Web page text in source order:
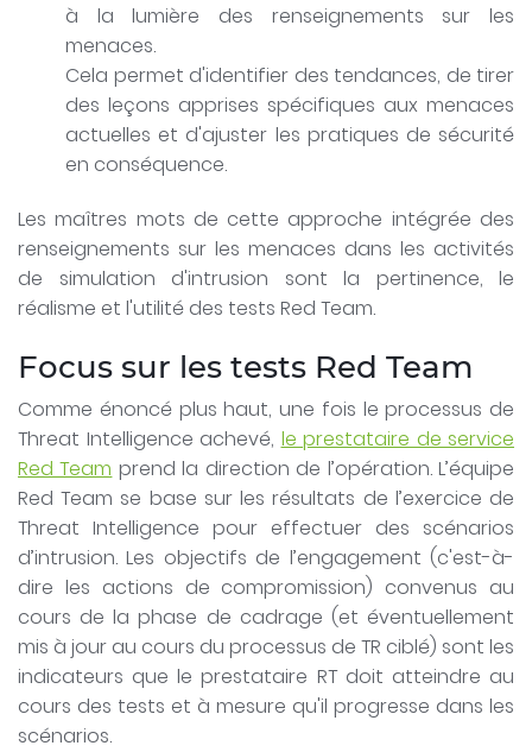
à la lumière des renseignements sur les
menaces.
Cela permet d'identifier des tendances, de tirer
des leçons apprises spécifiques aux menaces
actuelles et d'ajuster les pratiques de sécurité
en conséquence.
Les maîtres mots de cette approche intégrée des
renseignements sur les menaces dans les activités
de simulation d'intrusion sont la pertinence, le
réalisme et l'utilité des tests Red Team.
Focus sur les tests Red Team
Comme énoncé plus haut, une fois le processus de
Threat Intelligence achevé, le prestataire de service
Red Team prend la direction de l’opération. L’équipe
Red Team se base sur les résultats de l’exercice de
Threat Intelligence pour effectuer des scénarios
d’intrusion. Les objectifs de l’engagement (c'est-à-
dire les actions de compromission) convenus au
cours de la phase de cadrage (et éventuellement
mis à jour au cours du processus de TR ciblé) sont les
indicateurs que le prestataire RT doit atteindre au
cours des tests et à mesure qu'il progresse dans les
scénarios.